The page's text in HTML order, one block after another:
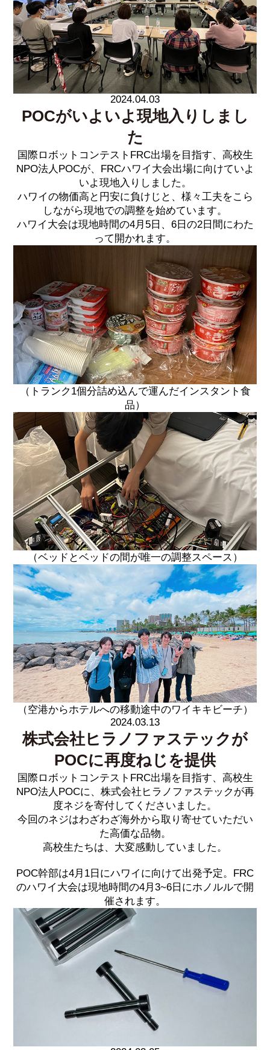
2024.04.03
POCがいよいよ現地入りしまし
た
国際ロボットコンテストFRC出場を目指す、高校生
NPO法人POCが、FRCハワイ大会出場に向けていよ
いよ現地入りしました。
ハワイの物価高と円安に負けじと、様々工夫をこら
しながら現地での調整を始めています。
ハワイ大会は現地時間の4月5日、6日の2日間にわた
って開かれます。
（トランク1個分詰め込んで運んだインスタント食
品）
（ベッドとベッドの間が唯一の調整スペース）
（空港からホテルへの移動途中のワイキキビーチ）
2024.03.13
株式会社ヒラノファステックが
POCに再度ねじを提供
国際ロボットコンテストFRC出場を目指す、高校生
NPO法人POCに、株式会社ヒラノファステックが再
度ネジを寄付してくださいました。
今回のネジはわざわざ海外から取り寄せていただい
た高価な品物。
高校生たちは、大変感動していました。
POC幹部は4月1日にハワイに向けて出発予定。FRC
のハワイ大会は現地時間の4月3~6日にホノルルで開
催されます。